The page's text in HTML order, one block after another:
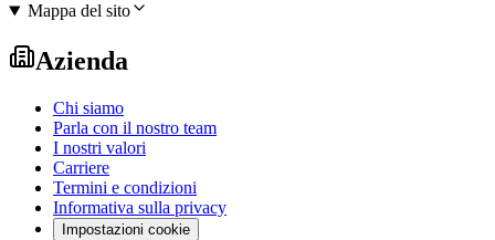
Mappa del sito
Azienda
Chi siamo
Parla con il nostro team
I nostri valori
Carriere
Termini e condizioni
Informativa sulla privacy
Impostazioni cookie